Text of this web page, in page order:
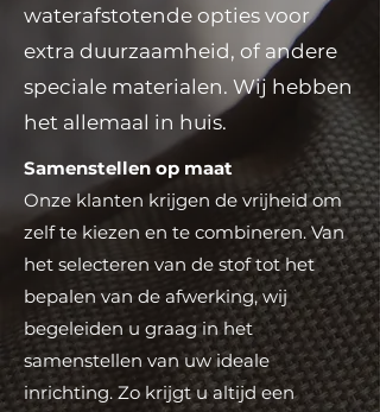
waterafstotende opties voor
extra duurzaamheid, of andere
speciale materialen. Wij hebben
het allemaal in huis.
Samenstellen op maat
Onze klanten krijgen de vrijheid om
zelf te kiezen en te combineren. Van
het selecteren van de stof tot het
bepalen van de afwerking, wij
begeleiden u graag in het
samenstellen van uw ideale
inrichting. Zo krijgt u altijd een